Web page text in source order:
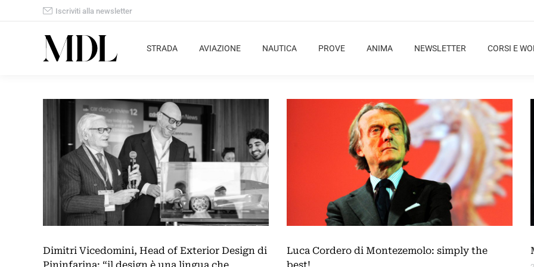
Iscriviti alla newsletter
STRADA AVIAZIONE NAUTICA PROVE ANIMA NEWSLETTER CORSI E
Dimitri Vicedomini, Head of Exterior Design di
Luca Cordero di Montezemolo: simply the